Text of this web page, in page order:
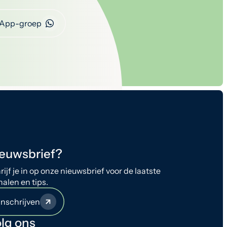
groep
je in op onze nieuwsbrief voor de laatste
en tips.
ons